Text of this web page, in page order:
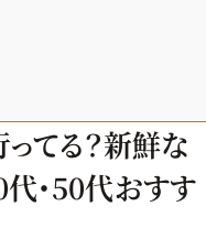
てる？新鮮な
・50代おすす